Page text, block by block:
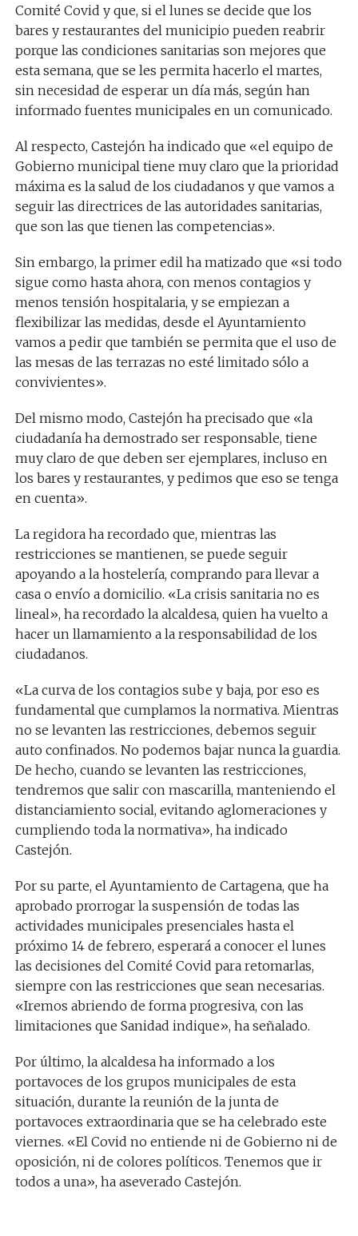
Comité Covid y que, si el lunes se decide que los
bares y restaurantes del municipio pueden reabrir
porque las condiciones sanitarias son mejores que
esta semana, que se les permita hacerlo el martes,
sin necesidad de esperar un día más, según han
informado fuentes municipales en un comunicado.
Al respecto, Castejón ha indicado que «el equipo de
Gobierno municipal tiene muy claro que la prioridad
máxima es la salud de los ciudadanos y que vamos a
seguir las directrices de las autoridades sanitarias,
que son las que tienen las competencias».
Sin embargo, la primer edil ha matizado que «si todo
sigue como hasta ahora, con menos contagios y
menos tensión hospitalaria, y se empiezan a
flexibilizar las medidas, desde el Ayuntamiento
vamos a pedir que también se permita que el uso de
las mesas de las terrazas no esté limitado sólo a
convivientes».
Del mismo modo, Castejón ha precisado que «la
ciudadanía ha demostrado ser responsable, tiene
muy claro de que deben ser ejemplares, incluso en
los bares y restaurantes, y pedimos que eso se tenga
en cuenta».
La regidora ha recordado que, mientras las
restricciones se mantienen, se puede seguir
apoyando a la hostelería, comprando para llevar a
casa o envío a domicilio. «La crisis sanitaria no es
lineal», ha recordado la alcaldesa, quien ha vuelto a
hacer un llamamiento a la responsabilidad de los
ciudadanos.
«La curva de los contagios sube y baja, por eso es
fundamental que cumplamos la normativa. Mientras
no se levanten las restricciones, debemos seguir
auto confinados. No podemos bajar nunca la guardia.
De hecho, cuando se levanten las restricciones,
tendremos que salir con mascarilla, manteniendo el
distanciamiento social, evitando aglomeraciones y
cumpliendo toda la normativa», ha indicado
Castejón.
Por su parte, el Ayuntamiento de Cartagena, que ha
aprobado prorrogar la suspensión de todas las
actividades municipales presenciales hasta el
próximo 14 de febrero, esperará a conocer el lunes
las decisiones del Comité Covid para retomarlas,
siempre con las restricciones que sean necesarias.
«Iremos abriendo de forma progresiva, con las
limitaciones que Sanidad indique», ha señalado.
Por último, la alcaldesa ha informado a los
portavoces de los grupos municipales de esta
situación, durante la reunión de la junta de
portavoces extraordinaria que se ha celebrado este
viernes. «El Covid no entiende ni de Gobierno ni de
oposición, ni de colores políticos. Tenemos que ir
todos a una», ha aseverado Castejón.